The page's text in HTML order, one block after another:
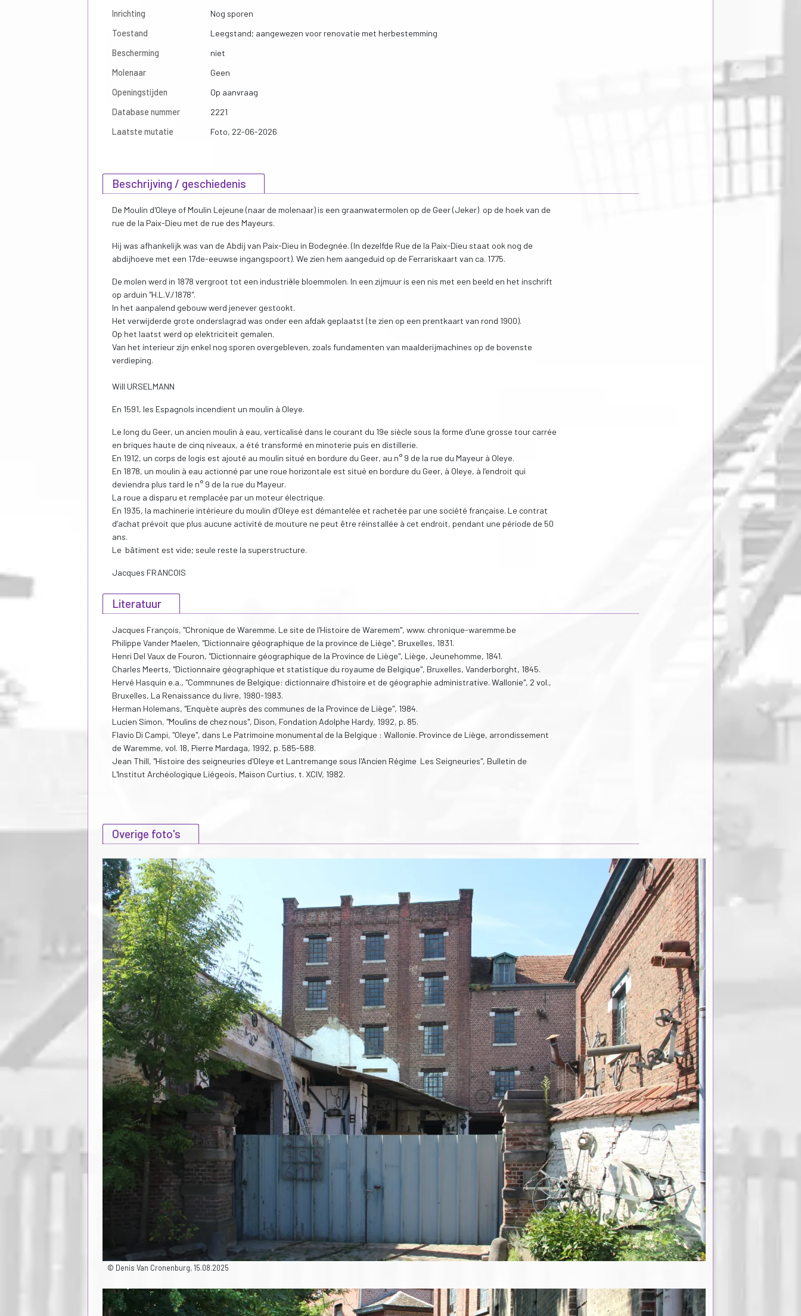
Inrichting
Nog sporen
Toestand
Leegstand; aangewezen voor renovatie met herbestemming
Bescherming
niet
Molenaar
Geen
Openingstijden
Op aanvraag
Database nummer
2221
Laatste mutatie
Foto, 22-06-2026
Beschrijving / geschiedenis
De Moulin d'Oleye of Moulin Lejeune (naar de molenaar) is een graanwatermolen op de Geer (Jeker) op de hoek van de
rue de la Paix-Dieu met de rue des Mayeurs.
Hij was afhankelijk was van de Abdij van Paix-Dieu in Bodegnée. (In dezelfde Rue de la Paix-Dieu staat ook nog de
abdijhoeve met een 17de-eeuwse ingangspoort). We zien hem aangeduid op de Ferrariskaart van ca. 1775.
De molen werd in 1878 vergroot tot een industriële bloemmolen. In een zijmuur is een nis met een beeld en het inschrift
op arduin "H.L.V./1878".
In het aanpalend gebouw werd jenever gestookt.
Het verwijderde grote onderslagrad was onder een afdak geplaatst (te zien op een prentkaart van rond 1900).
Op het laatst werd op elektriciteit gemalen.
Van het interieur zijn enkel nog sporen overgebleven, zoals fundamenten van maalderijmachines op de bovenste
verdieping.
Will URSELMANN
En 1591, les Espagnols incendient un moulin à Oleye.
Le long du Geer, un ancien moulin à eau, verticalisé dans le courant du 19e siècle sous la forme d'une grosse tour carrée
en briques haute de cinq niveaux, a été transformé en minoterie puis en distillerie.
En 1912, un corps de logis est ajouté au moulin situé en bordure du Geer, au n° 9 de la rue du Mayeur à Oleye.
En 1878, un moulin à eau actionné par une roue horizontale est situé en bordure du Geer, à Oleye, à l’endroit qui
deviendra plus tard le n° 9 de la rue du Mayeur.
La roue a disparu et remplacée par un moteur électrique.
En 1935, la machinerie intérieure du moulin d’Oleye est démantelée et rachetée par une société française. Le contrat
d’achat prévoit que plus aucune activité de mouture ne peut être réinstallée à cet endroit, pendant une période de 50
ans.
Le bâtiment est vide; seule reste la superstructure.
Jacques FRANCOIS
Literatuur
Jacques François, "Chronique de Waremme. Le site de l'Histoire de Waremem", www. chronique-waremme.be
Philippe Vander Maelen, "Dictionnaire géographique de la province de Liège", Bruxelles, 1831.
Henri Del Vaux de Fouron, "Dictionnaire géographique de la Province de Liège", Liège, Jeunehomme, 1841.
Charles Meerts, "Dictionnaire géographique et statistique du royaume de Belgique", Bruxelles, Vanderborght, 1845.
Hervé Hasquin e.a., "Commnunes de Belgique: dictionnaire d'histoire et de géographie administrative. Wallonie", 2 vol.,
Bruxelles, La Renaissance du livre, 1980-1983.
Herman Holemans, "Enquète auprès des communes de la Province de Liège", 1984.
Lucien Simon, "Moulins de chez nous", Dison, Fondation Adolphe Hardy, 1992, p. 85.
Flavio Di Campi, "Oleye", dans Le Patrimoine monumental de la Belgique : Wallonie. Province de Liège, arrondissement
de Waremme, vol. 18, Pierre Mardaga, 1992, p. 585-588.
Jean Thill, "Histoire des seigneuries d'Oleye et Lantremange sous l'Ancien Régime Les Seigneuries", Bulletin de
L'Institut Archéologique Liégeois, Maison Curtius, t. XCIV,‎ 1982.
Overige foto's
© Denis Van Cronenburg, 15.08.2025